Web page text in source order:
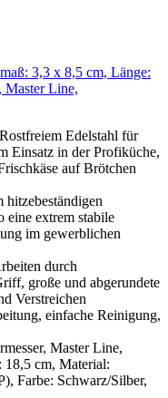
3,3 x 8,5 cm, Länge:
Master Line,
Edelstahl für
Einsatz in der Profiküche,
auf Brötchen
eine extrem stabile
im gewerblichen
durch
große und abgerundete
Verstreichen
einfache Reinigung,
Master Line,
cm, Material:
Farbe: Schwarz/Silber,